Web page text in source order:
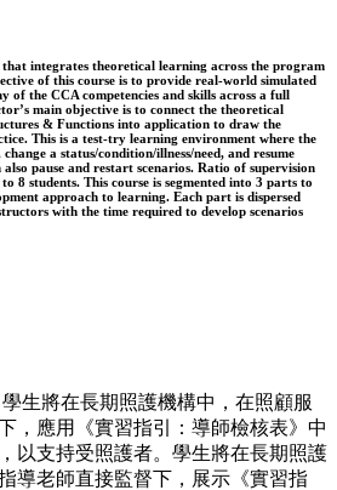
that integrates theoretical learning across the program
of this course is to provide real-world simulated
of the CCA competencies and skills across a full
main objective is to connect the theoretical
& Functions into application to draw the
This is a test-try learning environment where the
a status/condition/illness/need, and resume
pause and restart scenarios. Ratio of supervision
8 students. This course is segmented into 3 parts to
approach to learning. Each part is dispersed
with the time required to develop scenarios
學生將在長期照護機構中，在照顧服
，應用《實習指引：導師檢核表》中
以支持受照護者。學生將在長期照護
導老師直接監督下，展示《實習指